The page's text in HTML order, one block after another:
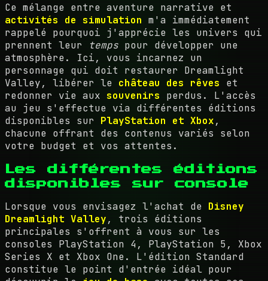
Ce mélange entre aventure narrative et
activités de simulation m'a immédiatement
rappelé pourquoi j'apprécie les univers qui
prennent leur
temps pour développer une
atmosphère. Ici, vous incarnez un
personnage qui doit restaurer Dreamlight
Valley, libérer le château des rêves et
redonner vie aux souvenirs perdus. L'accès
au jeu s'effectue via différentes éditions
disponibles sur PlayStation et Xbox,
chacune offrant des contenus variés selon
votre budget et vos attentes.
Les différentes éditions
disponibles sur console
Lorsque vous envisagez l'achat de Disney
Dreamlight Valley, trois éditions
principales s'offrent à vous sur les
consoles PlayStation 4, PlayStation 5, Xbox
Series X et Xbox One. L'édition Standard
constitue le point d'entrée idéal pour